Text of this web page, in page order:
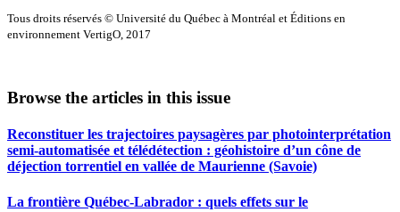
Tous droits réservés © Université du Québec à Montréal et Éditions en
environnement VertigO, 2017
Browse the articles in this issue
Reconstituer les trajectoires paysagères par photointerprétation
semi-automatisée et télédétection : géohistoire d’un cône de
déjection torrentiel en vallée de Maurienne (Savoie)
La frontière Québec-Labrador : quels effets sur le